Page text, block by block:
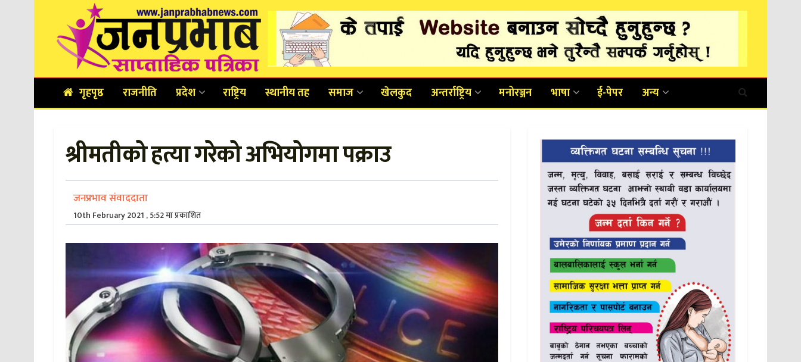
गृहपृष्ठ राजनीति प्रदेश राष्ट्रिय स्थानीय तह समाज खेलकुद अन्तर्राष्ट्रिय मनोरञ्जन भाषा ई-पेपर अन्य
श्रीमतीको हत्या गरेको अभियोगमा पक्राउ
जनप्रभाव संवाददाता
10th February 2021 , 5:52 मा प्रकाशित